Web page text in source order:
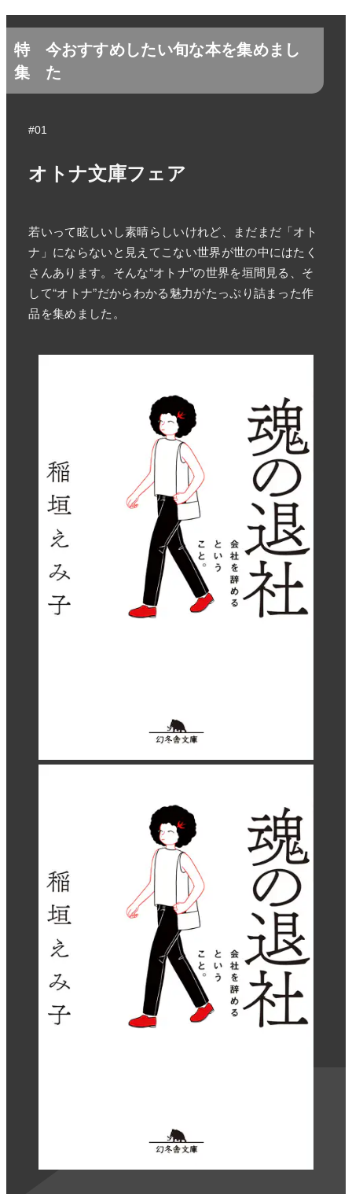
特
集
今おすすめしたい旬な本を集めまし
た
#01
オトナ文庫フェア
若いって眩しいし素晴らしいけれど、まだまだ「オト
ナ」にならないと見えてこない世界が世の中にはたく
さんあります。そんな“オトナ”の世界を垣間見る、そ
して“オトナ”だからわかる魅力がたっぷり詰まった作
品を集めました。